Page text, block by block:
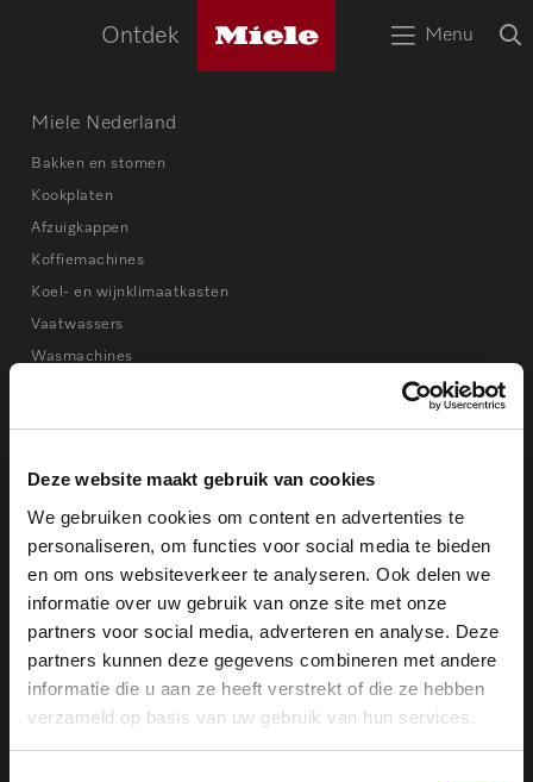
Deze website maakt gebruik van cookies
We gebruiken cookies om content en advertenties te
personaliseren, om functies voor social media te bieden
en om ons websiteverkeer te analyseren. Ook delen we
informatie over uw gebruik van onze site met onze
partners voor social media, adverteren en analyse. Deze
partners kunnen deze gegevens combineren met andere
informatie die u aan ze heeft verstrekt of die ze hebben
verzameld op basis van uw gebruik van hun services.
Menu
Open
Ontdek
logo
Zoek
Zoek
Miele Nederland
Bakken en stomen
Kookplaten
Afzuigkappen
Koffiemachines
Koel- en wijnklimaatkasten
Vaatwassers
Wasmachines
Online shop
Accessoires
Koelkasten
Koffiemachines
Reinigingsproducten
Stofzuigers
Stoomovens
Vaatwassers